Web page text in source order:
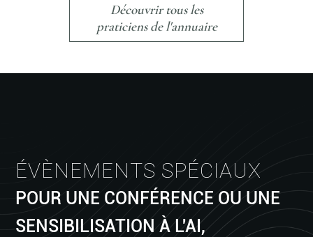
Découvrir tous les
praticiens de l'annuaire
ÉVÈNEMENTS SPÉCIAUX
POUR UNE CONFÉRENCE OU UNE
SENSIBILISATION À L'AI,